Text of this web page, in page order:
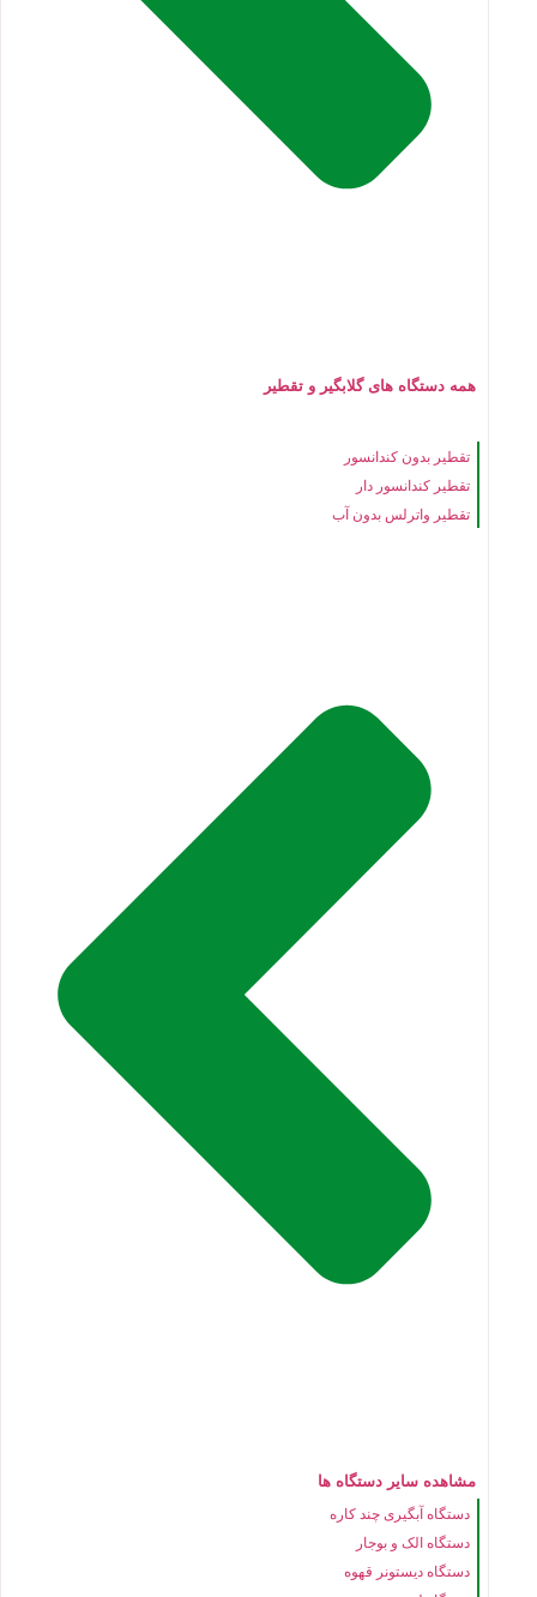
همه دستگاه های گلابگیر و تقطیر
تقطیر بدون کندانسور
تقطیر کندانسور دار
تقطیر واترلس بدون آب
مشاهده سایر دستگاه ها
دستگاه آبگیری چند کاره
دستگاه الک و بوجار
دستگاه دیستونر قهوه